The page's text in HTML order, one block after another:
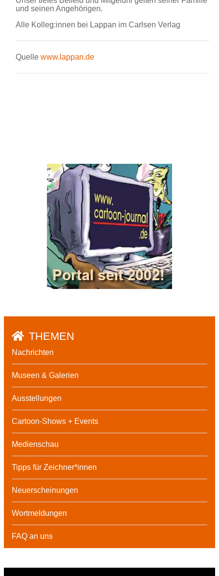
und seinen Angehörigen.
Alle Kolleg:innen bei Lappan im Carlsen Verlag
Quelle www.lappan.de
THEMEN
Nachrichten
Museen & Galerien
Ausstellungen
Cartoon-Shows + Events
Medienschau
Tipps für Zeichner*innen
Neuerscheinungen
Wortmeldungen
FAQ an uns